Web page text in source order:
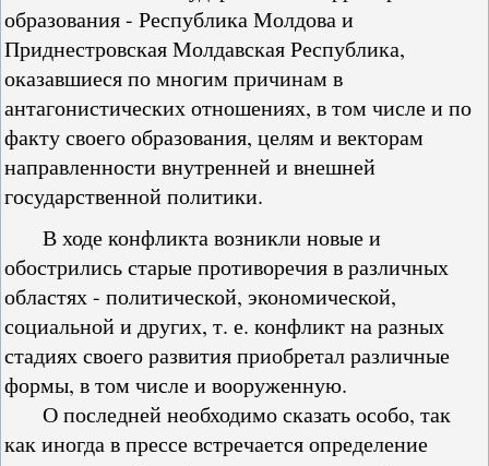
образования - Республика Молдова и
Приднестровская Молдавская Республика,
оказавшиеся по многим причинам в
антагонистических отношениях, в том числе и по
факту своего образования, целям и векторам
направленности внутренней и внешней
государственной политики.
В ходе конфликта возникли новые и
обострились старые противоречия в различных
областях - политической, экономической,
социальной и других, т. е. конфликт на разных
стадиях своего развития приобретал различные
формы, в том числе и вооруженную.
О последней необходимо сказать особо, так
как иногда в прессе встречается определение